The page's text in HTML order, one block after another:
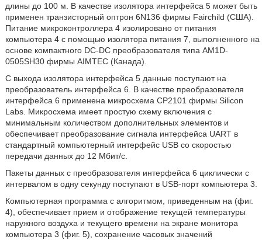
длины до 100 м. В качестве изолятора интерфейса 5 может быть
применен транзисторный оптрон 6N136 фирмы Fairchild (США).
Питание микроконтроллера 4 изолировано от питания
компьютера 4 с помощью изолятора питания 7, выполненного на
основе компактного DC-DC преобразователя типа AM1D-
0505SH30 фирмы AIMTEC (Канада).
С выхода изолятора интерфейса 5 данные поступают на
преобразователь интерфейса 6. В качестве преобразователя
интерфейса 6 применена микросхема СР2101 фирмы Silicon
Labs. Микросхема имеет простую схему включения с
минимальным количеством дополнительных элементов и
обеспечивает преобразование сигнала интерфейса UART в
стандартный компьютерный интерфейс USB со скоростью
передачи данных до 12 Мбит/с.
Пакеты данных с преобразователя интерфейса 6 циклически с
интервалом в одну секунду поступают в USB-порт компьютера 3.
Компьютерная программа с алгоритмом, приведенным на (фиг.
4), обеспечивает прием и отображение текущей температуры
наружного воздуха и текущего времени на экране монитора
компьютера 3 (фиг. 5), сохранение часовых значений